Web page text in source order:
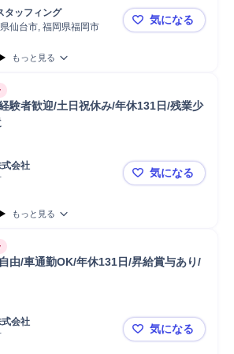
タッフィング
仙台市, 福岡県福岡市
株式会社リ
気になる
もっと見る
験者歓迎/土日祝休み/年休131日/残業少
会社
【総務事務
気になる
もっと見る
由/車通勤OK/年休131日/昇給賞与あり/
会社
【購買事務
気になる